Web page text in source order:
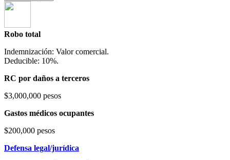
Robo total
Indemnización: Valor comercial.
Deducible: 10%.
RC por daños a terceros
$3,000,000 pesos
Gastos médicos ocupantes
$200,000 pesos
Defensa legal/jurídica